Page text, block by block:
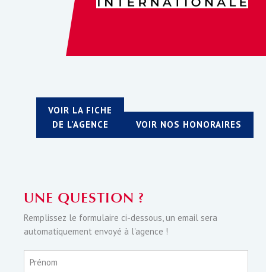
VOIR LA FICHE
DE L'AGENCE
VOIR NOS HONORAIRES
UNE QUESTION ?
Remplissez le formulaire ci-dessous, un email sera
automatiquement envoyé à l'agence !
Prénom